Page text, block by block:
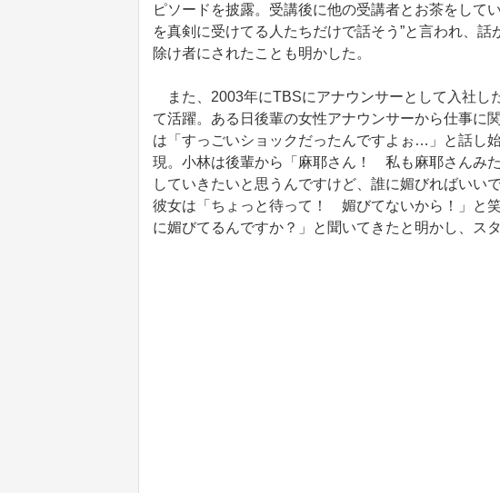
ピソードを披露。受講後に他の受講者とお茶をして
を真剣に受けてる人たちだけで話そう”と言われ、話
除け者にされたことも明かした。
また、2003年にTBSにアナウンサーとして入社し
て活躍。ある日後輩の女性アナウンサーから仕事に
は「すっごいショックだったんですよぉ…」と話し
現。小林は後輩から「麻耶さん！ 私も麻耶さんみ
していきたいと思うんですけど、誰に媚びればいい
彼女は「ちょっと待って！ 媚びてないから！」と
に媚びてるんですか？」と聞いてきたと明かし、ス